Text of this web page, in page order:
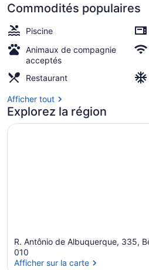
Oficial
Commodités populaires
Piscine
Animaux de compagnie
acceptés
Restaurant
Afficher tout
Explorez la région
R. Antônio de Albuquerque, 335,
010
Afficher sur la carte